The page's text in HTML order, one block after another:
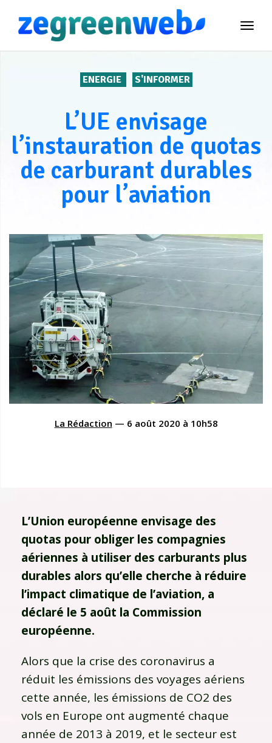
ENERGIE S'INFORMER
L’UE envisage
l’instauration de quotas
de carburant durables
pour l’aviation
La Rédaction — 6 août 2020 à 10h58
L’Union européenne envisage des
quotas pour obliger les compagnies
aériennes à utiliser des carburants plus
durables alors qu’elle cherche à réduire
l’impact climatique de l’aviation, a
déclaré le 5 août la Commission
européenne.
Alors que la crise des coronavirus a
réduit les émissions des voyages aériens
cette année, les émissions de CO2 des
vols en Europe ont augmenté chaque
année de 2013 à 2019, et le secteur est